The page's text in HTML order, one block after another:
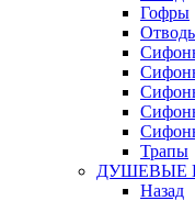
Гофры
Трапы
ДУШЕВЫЕ
Назад